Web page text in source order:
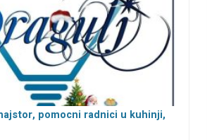
pomocni radnici u kuhinji,